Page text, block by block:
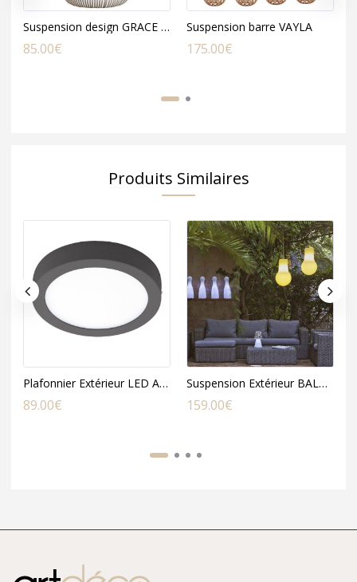
Suspension design GRACE gris clair en chintz et PVC
85.00€
Suspension barre VAYLA
175.00€
Produits Similaires
Plafonnier Extérieur LED ARGOLIS en Aluminium Gris Anthracite
89.00€
Suspension Extérieur BALBY en Polyéthylène Blanc
159.00€